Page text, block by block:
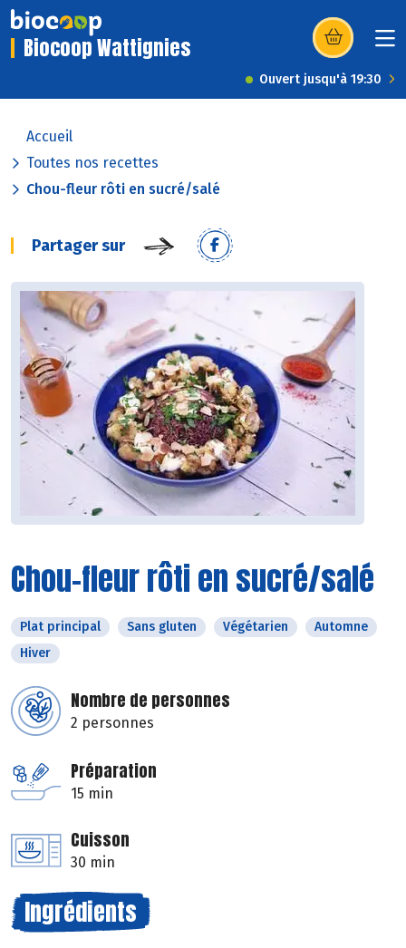
Biocoop Wattignies (s’ouvre dans
Ouvert jusqu'à 19:30
Accueil
Toutes nos recettes
Chou-fleur rôti en sucré/salé
Partager sur
Chou-fleur rôti en sucré/salé
Plat principal Sans gluten Végétarien
Automne
Hiver
Nombre de personnes
2 personnes
Préparation
15 min
Cuisson
30 min
Ingrédients